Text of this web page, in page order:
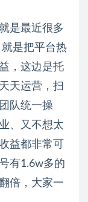
是最近很多
是把平台热
，这边是托
天运营，扫
队统一操
、又不想太
益都非常可
有1.6w多的
倍，大家一